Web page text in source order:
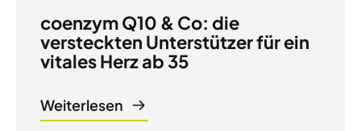
coenzym Q10 & Co: die
versteckten Unterstützer für ein
vitales Herz ab 35
Weiterlesen